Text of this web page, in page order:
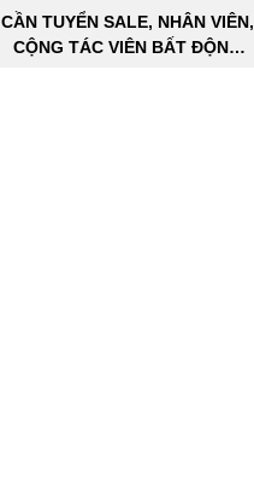
CẦN TUYỂN SALE, NHÂN VIÊN,
CỘNG TÁC VIÊN BẤT ĐỘNG